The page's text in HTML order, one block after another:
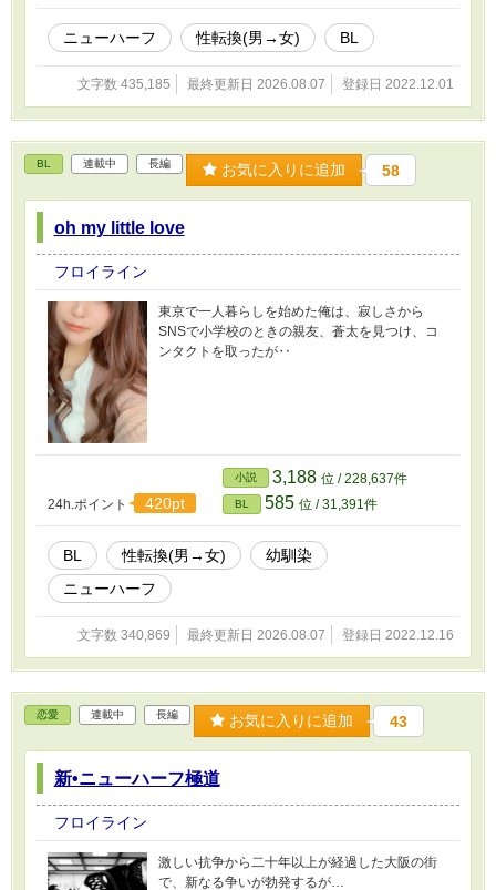
ニューハーフ 性転換(男→女) BL
文字数 435,185 最終更新日 2026.08.07 登録日 2022.12.01
BL 連載中 長編 お気に入りに追加 58
oh my little love
フロイライン
東京で一人暮らしを始めた俺は、寂しさから
SNSで小学校のときの親友、蒼太を見つけ、コ
ンタクトを取ったが‥
24h.ポイント 420pt
小説 3,188 位 / 228,637件
BL 585 位 / 31,391件
BL 性転換(男→女)
幼馴染
ニューハーフ
文字数 340,869 最終更新日 2026.08.07 登録日 2022.12.16
恋愛 連載中 長編 お気に入りに追加 43
新•ニューハーフ極道
フロイライン
激しい抗争から二十年以上が経過した大阪の街
で、新なる争いが勃発するが…